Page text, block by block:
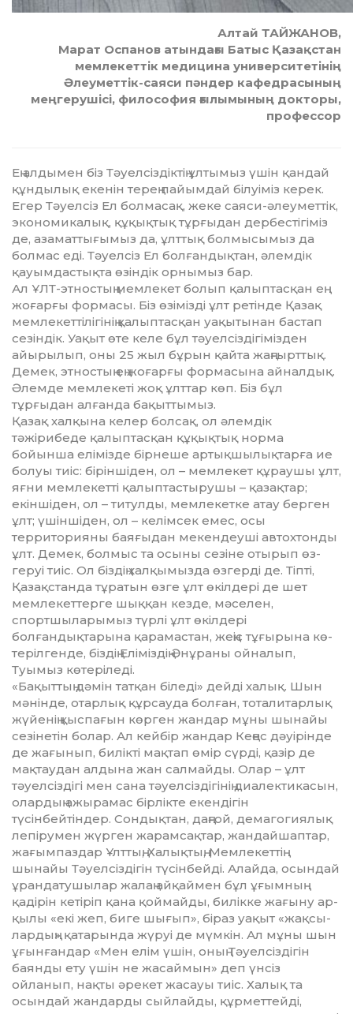
Алтай ТАЙЖАНОВ,
Марат Оспанов атындағы Батыс Қазақстан
мемлекеттік медицина университетінің
Әлеуметтік-саяси пәндер кафедрасының
меңгерушісі, философия ғылымының докторы,
профессор
Ең алдымен біз Тәуелсіздіктің ұлтымыз үшін қандай
құндылық екенін терең пайымдай білуіміз керек.
Егер Тәуелсіз Ел болмасақ, же­ке саяси-әлеуметтік,
эконо­ми­ка­лық, құқықтық тұрғыдан дер­бес­тігіміз
де, азаматтығымыз да, ұлт­тық болмысымыз да
болмас еді. Тәуелсіз Ел болғандықтан, әлем­­дік
қауымдастықта өзіндік ор­нымыз бар.
Ал ҰЛТ-этностың мемлекет бо­лып қалыптасқан ең
жоғарғы фор­масы. Біз өзімізді ұлт ретінде Қа­зақ
мемлекеттілігінің қалып­тас­қан уақытынан бастап
сезіндік. Уақыт өте келе бұл тәуелсіздігіміз­ден
айырылып, оны 25 жыл бұрын қайта жаңғырттық.
Демек, этнос­тың ең жоғарғы формасына айнал­дық.
Әлемде мемлекеті жоқ ұлттар көп. Біз бұл
тұрғыдан алғанда ба­қыттымыз.
Қазақ халқына келер болсақ, ол әлемдік
тәжірибеде қалып­тас­қан құқықтық норма
бойынша елімізде бірнеше артықшылық­тар­ға ие
болуы тиіс: біріншіден, ол – мемлекет құраушы ұлт,
яғни мем­лекетті қалыптастырушы – қа­зақтар;
екіншіден, ол – титулды, мемлекетке атау берген
ұлт; үшін­шіден, ол – келімсек емес, осы
территорияны баяғыдан ме­кен­деуші автохтонды
ұлт. Демек, бол­мыс та осыны сезіне отырып өз­
геруі тиіс. Ол біздің халқымызда өз­герді де. Тіпті,
Қазақстанда тұ­ра­­тын өзге ұлт өкілдері де шет
мем­­ле­кеттерге шыққан кезде, мәселен,
спортшыларымыз түрлі ұлт өкіл­дері
болғандықтарына қа­рамастан, жеңіс тұғырына кө­
терілгенде, біз­дің Еліміздің Әнұраны ойналып,
Туымыз көтеріледі.
«Бақыттың дәмін татқан бі­леді» дейді халық. Шын
мәнінде, отарлық құрсауда болған, тота­ли­тарлық
жүйенің қыспағын көрген жан­дар мұны шынайы
сезінетін бо­лар. Ал кейбір жандар Кеңес дәуі­рінде
де жағынып, билікті мақ­тап өмір сүрді, қазір де
мақ­тау­дан алдына жан салмайды. Олар – ұлт
тәуелсіздігі мен сана тәуел­сіз­дігінің диалектикасын,
олар­дың ажырамас бірлікте екендігін
түсінбейтіндер. Сондықтан, даң­ғой, демагогиялық
лепірумен жүр­ген жарамсақтар, жандайшаптар,
жағымпаздар Ұлттың, Халық­тың, Мемлекеттің
шынайы Тәуел­сіз­­дігін түсінбейді. Алайда, осын­­дай
ұрандатушылар жалаң айқаймен бұл ұғымның
қадірін кетіріп қана қоймайды, билікке жағыну ар­
қылы «екі жеп, биге шығып», біраз уақыт «жақсы­
лар­дың» қатарында жүруі де мүмкін. Ал мұны шын
ұғынғандар «Мен елім үшін, оның Тәуелсіздігін
баянды ету үшін не жасаймын» деп үнсіз
ойланып, нақты әрекет жасауы тиіс. Халық та
осындай жандарды сыйлайды, құрметтейді,